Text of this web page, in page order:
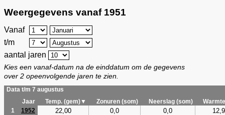
Weergegevens vanaf 1951
Vanaf
t/m
aantal jaren
Kies een vanaf-datum na de einddatum om de gegevens
over 2 opeenvolgende jaren te zien.
Data t/m 7 augustus
Jaar
Temp. (gem)▼ Zonuren (som) Neerslag (som)
1
1952 22,00 0,0 0,0 12,9